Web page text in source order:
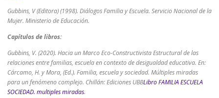
Gubbins, V (Editora) (1998). Diálogos Familia y Escuela. Servicio Nacional de la
Mujer. Ministerio de Educación.
Capítulos de libros:
Gubbins, V. (2020). Hacia un Marco Eco-Constructivista Estructural de las
relaciones entre familias, escuela en contexto de desigualdadeducativa. En:
Cárcamo, H. y Mora, (Ed.). Familia, escuela y sociedad. Múltiples miradas
para un fenómeno complejo. Chillán: Ediciones UBBLibro FAMILIA ESCUELA
SOCIEDAD. multiples miradas.